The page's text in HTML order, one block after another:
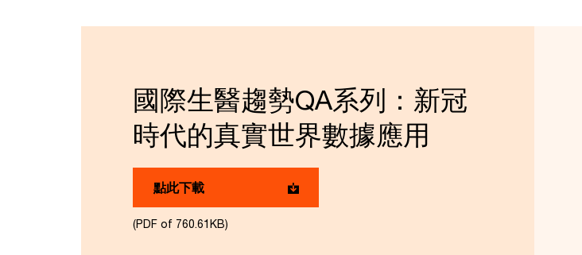
國際生醫趨勢QA系列：新冠
時代的真實世界數據應用
點此下載
(PDF of 760.61KB)